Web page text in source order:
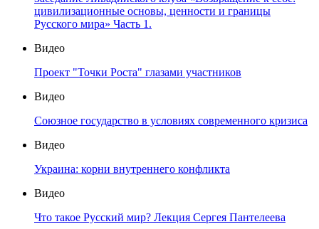
цивилизационные основы, ценности и границы
Русского мира» Часть 1.
Видео
Проект "Точки Роста" глазами участников
Видео
Союзное государство в условиях современного кризиса
Видео
Украина: корни внутреннего конфликта
Видео
Что такое Русский мир? Лекция Сергея Пантелеева